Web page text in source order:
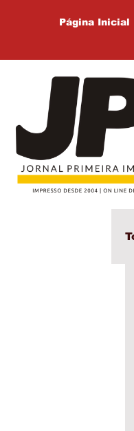
Página Inicial